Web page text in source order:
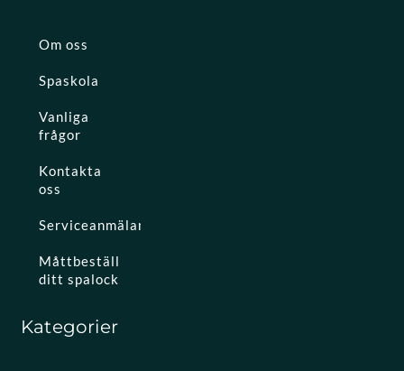
Om oss
Spaskola
Vanliga
frågor
Kontakta
oss
Serviceanmälan
Måttbeställ
ditt spalock
Kategorier